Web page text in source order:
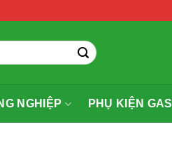
NGHIỆP PHỤ KIỆN GAS